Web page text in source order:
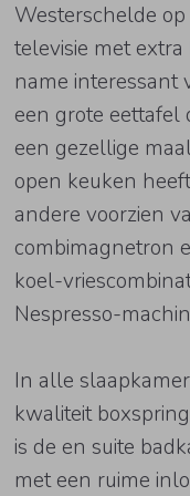
Westerschelde
televisie met
name interessant
een grote eettafel
een gezellige
open keuken
andere voorzien
combimagnetron
koel-
Nespresso-
In alle
kwaliteit
is de en suite
met een ruime